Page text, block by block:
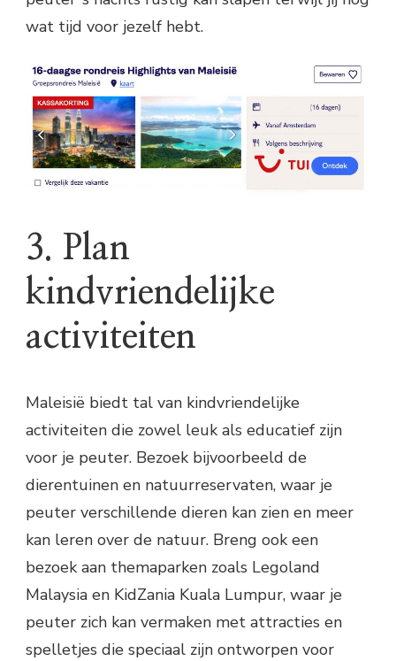
wat tijd voor jezelf hebt.
3. Plan
kindvriendelijke
activiteiten
Maleisië biedt tal van kindvriendelijke
activiteiten die zowel leuk als educatief zijn
voor je peuter. Bezoek bijvoorbeeld de
dierentuinen en natuurreservaten, waar je
peuter verschillende dieren kan zien en meer
kan leren over de natuur. Breng ook een
bezoek aan themaparken zoals Legoland
Malaysia en KidZania Kuala Lumpur, waar je
peuter zich kan vermaken met attracties en
spelletjes die speciaal zijn ontworpen voor